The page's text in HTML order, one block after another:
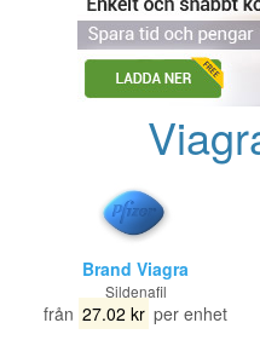
Brand Viagra
Sildenafil
från 27.02 kr per enhet